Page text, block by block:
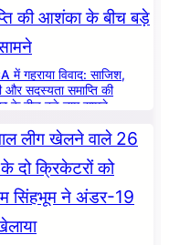
में गहराया विवाद: साजिश,
और सदस्यता समाप्ति की
के बीच बड़े नाम सामने